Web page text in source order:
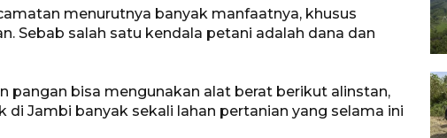
menurutnya banyak manfaatnya, khusus
Sebab salah satu kendala petani adalah dana dan
pangan bisa mengunakan alat berat berikut alinstan,
di Jambi banyak sekali lahan pertanian yang selama ini